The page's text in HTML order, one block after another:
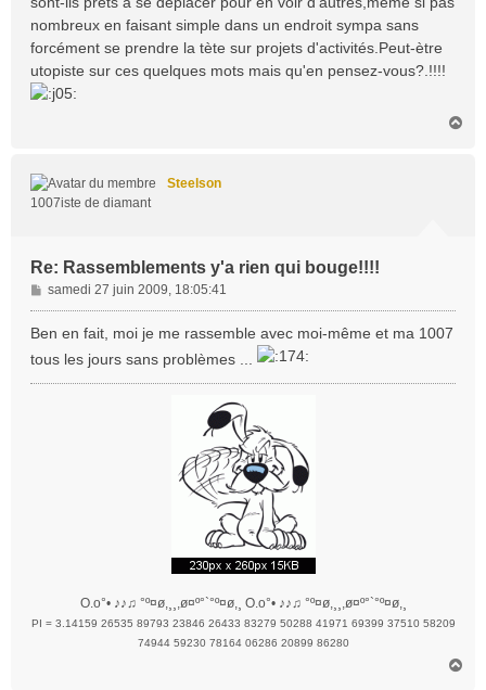
nombreux en faisant simple dans un endroit sympa sans
forcément se prendre la tète sur projets d'activités.Peut-ètre
utopiste sur ces quelques mots mais qu'en pensez-vous?.!!!!
Steelson
1007iste de diamant
Re: Rassemblements y'a rien qui bouge!!!!
M
e
s
a
g
samedi 27 juin 2009, 18:05:41
Ben en fait, moi je me rassemble avec moi-même et ma 1007
tous les jours sans problèmes ...
O.o°• ♪♪♫ °º¤ø,¸¸,ø¤º°`°º¤ø,¸ O.o°• ♪♪♫ °º¤ø,¸¸,ø¤º°`°º¤ø,¸
PI = 3.14159 26535 89793 23846 26433 83279 50288 41971 69399 37510 58209
74944 59230 78164 06286 20899 86280